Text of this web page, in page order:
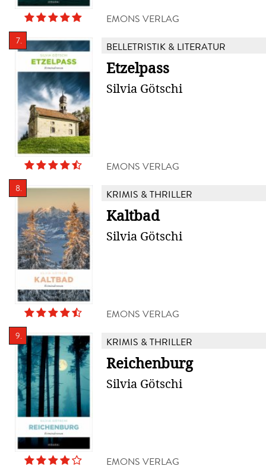
EMONS VERLAG
7. BELLETRISTIK & LITERATUR
Etzelpass
Silvia Götschi
EMONS VERLAG
8. KRIMIS & THRILLER
Kaltbad
Silvia Götschi
EMONS VERLAG
9. KRIMIS & THRILLER
Reichenburg
Silvia Götschi
EMONS VERLAG